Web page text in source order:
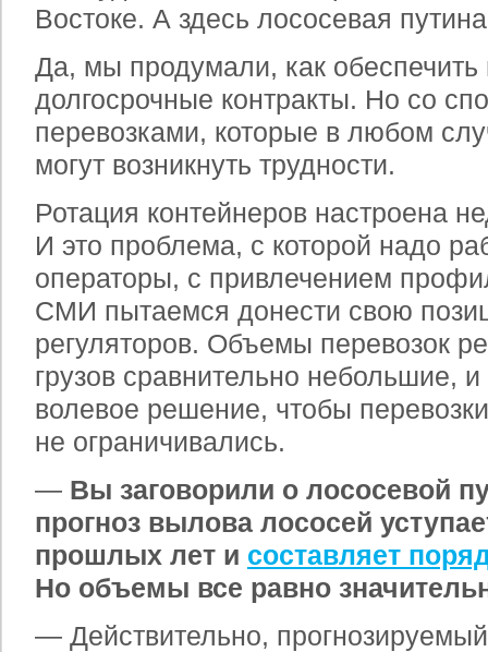
Востоке. А здесь лососевая
Да, мы продумали, как
долгосрочные контракты. Но со
перевозками, которые в любом
могут возникнуть трудности.
Ротация контейнеров настроена
И это проблема, с которой надо
операторы, с привлечением
СМИ пытаемся донести свою
регуляторов. Объемы перевозок
грузов сравнительно небольшие,
волевое решение, чтобы
не ограничивались.
— Вы заговорили о лососевой
прогноз вылова лососей
прошлых лет и составляет
Но объемы все равно
— Действительно,